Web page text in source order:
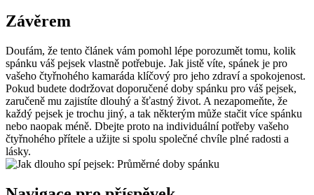
Závěrem
Doufám, že tento článek vám pomohl lépe porozumět tomu, kolik
spánku váš pejsek vlastně potřebuje. Jak jistě víte, spánek je pro
vašeho čtyřnohého kamaráda klíčový pro jeho zdraví a spokojenost.
Pokud budete dodržovat doporučené doby spánku pro váš pejsek,
zaručeně mu zajistíte dlouhý a šťastný život. A nezapomeňte, že
každý pejsek je trochu jiný, a tak některým může stačit více spánku
nebo naopak méně. Dbejte proto na individuální potřeby vašeho
čtyřnohého přítele a užijte si spolu společné chvíle plné radosti a
lásky.